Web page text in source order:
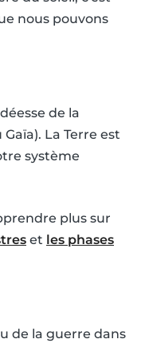
nous pouvons
de la
La Terre est
système
plus sur
et les phases
de la guerre dans